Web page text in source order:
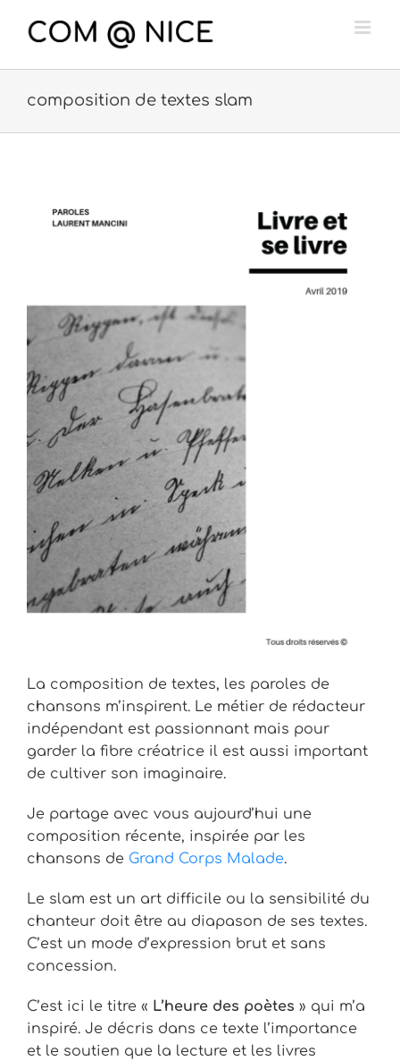
composition de textes slam
La composition de textes, les paroles de
chansons m’inspirent. Le métier de rédacteur
indépendant est passionnant mais pour
garder la fibre créatrice il est aussi important
de cultiver son imaginaire.
Je partage avec vous aujourd’hui une
composition récente, inspirée par les
chansons de Grand Corps Malade.
Le slam est un art difficile ou la sensibilité du
chanteur doit être au diapason de ses textes.
C’est un mode d’expression brut et sans
concession.
C’est ici le titre « L’heure des poètes » qui m’a
inspiré. Je décris dans ce texte l’importance
et le soutien que la lecture et les livres